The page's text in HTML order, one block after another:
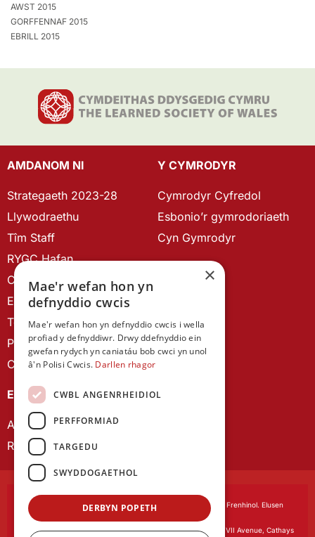
AWST 2015
GORFFENNAF 2015
EBRILL 2015
AMDANOM NI
Strategaeth 2023-28
Llywodraethu
Tîm Staff
RYGC Hafan
Canllawiau brandio
Ein Hanes
Telerau ac Amodau
Polisi Preifatrwydd
Cysylltu â ni
Y CYMRODYR
Cymrodyr Cyfredol
Esbonio’r gymrodoriaeth
Cyn Gymrodyr
EIN CYHOEDDIADAU
Astudiaethau Cymreig
Rhwydwaith Ymchwil Gyrfa Cynnar
Cymdeithas Ddysgedig Cymru, corfforedig drwy Siarter Frenhinol. Elusen
Swyddfa gofrestredig:The University Registry, King Edward VII Avenue, Cathays
×
Mae'r wefan hon yn
defnyddio cwcis
Mae'r wefan hon yn defnyddio cwcis i wella
profiad y defnyddiwr. Drwy ddefnyddio ein
gwefan rydych yn caniatáu bob cwci yn unol
â'n Polisi Cwcis. Darllen rhagor
CWBL ANGENRHEIDIOL
PERFFORMIAD
TARGEDU
SWYDDOGAETHOL
DERBYN POPETH